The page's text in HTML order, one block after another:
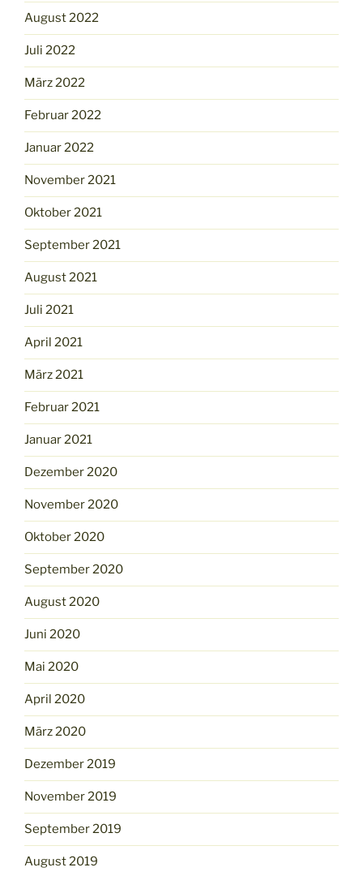
August 2022
Juli 2022
März 2022
Februar 2022
Januar 2022
November 2021
Oktober 2021
September 2021
August 2021
Juli 2021
April 2021
März 2021
Februar 2021
Januar 2021
Dezember 2020
November 2020
Oktober 2020
September 2020
August 2020
Juni 2020
Mai 2020
April 2020
März 2020
Dezember 2019
November 2019
September 2019
August 2019